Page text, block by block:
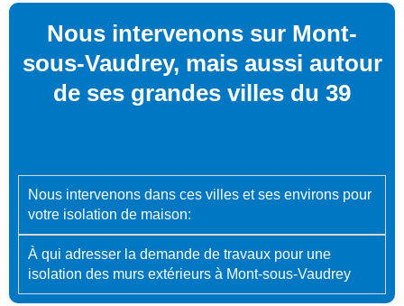
Nous intervenons sur Mont-
sous-Vaudrey, mais aussi autour
de ses grandes villes du 39
Nous intervenons dans ces villes et ses environs pour
votre isolation de maison:
À qui adresser la demande de travaux pour une
isolation des murs extérieurs à Mont-sous-Vaudrey